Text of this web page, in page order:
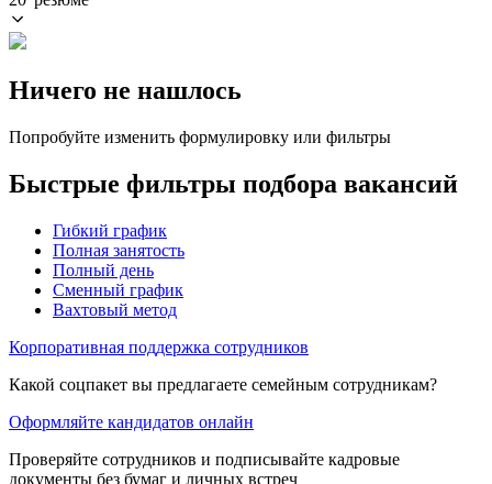
Ничего не нашлось
Попробуйте изменить формулировку или фильтры
Быстрые фильтры подбора вакансий
Гибкий график
Полная занятость
Полный день
Сменный график
Вахтовый метод
Корпоративная поддержка сотрудников
Какой соцпакет вы предлагаете семейным сотрудникам?
Оформляйте кандидатов онлайн
Проверяйте сотрудников и подписывайте кадровые
документы без бумаг и личных встреч